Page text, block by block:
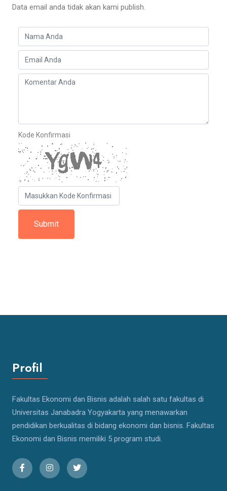
Data email anda tidak akan kami publish.
Kode Konfirmasi
Profil
Fakultas Ekonomi dan Bisnis adalah salah satu fakultas di
Universitas Janabadra Yogyakarta yang menawarkan
pendidikan berkualitas di bidang ekonomi dan bisnis. Fakultas
Ekonomi dan Bisnis memiliki 5 program studi.